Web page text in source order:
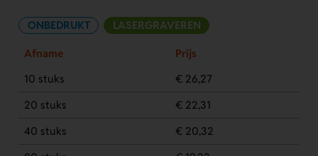
ONBEDRUKT LASERGRAVEREN
Afname
Prijs
10 stuks
€ 26,27
20 stuks
€ 22,31
40 stuks
€ 20,32